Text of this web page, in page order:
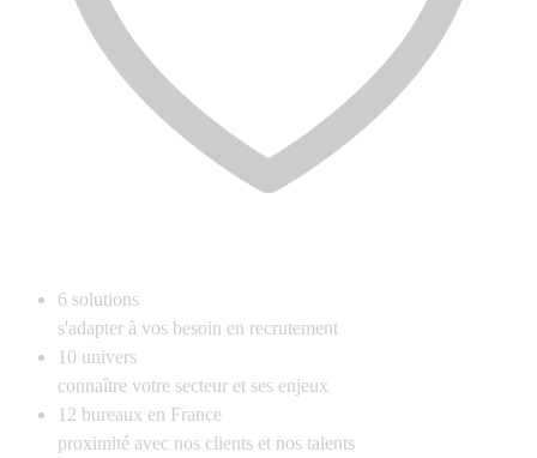
6 solutions
s'adapter à vos besoin en recrutement
10 univers
connaître votre secteur et ses enjeux
12 bureaux en France
proximité avec nos clients et nos talents